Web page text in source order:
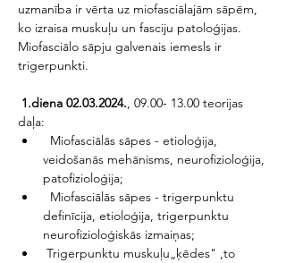
uzmanība ir vērta uz miofasciālajām sāpēm,
ko izraisa muskuļu un fasciju patoloģijas.
Miofasciālo sāpju galvenais iemesls ir
trigerpunkti.
1.diena 02.03.2024., 09.00- 13.00 teorijas
daļa:
Miofasciālās sāpes - etioloģija,
veidošanās mehānisms, neurofizioloģija,
patofizioloģija;
Miofasciālās sāpes - trigerpunktu
definīcija, etioloģija, trigerpunktu
neurofizioloģiskās izmaiņas;
Trigerpunktu muskuļu„ķēdes" ,to